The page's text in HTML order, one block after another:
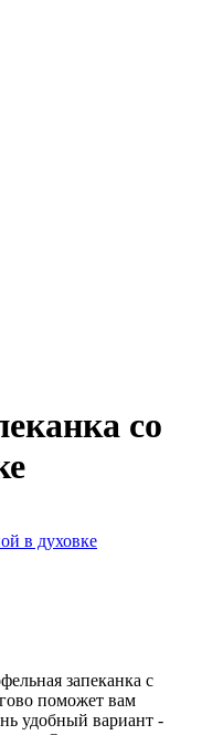
со
запеканка с
поможет вам
удобный вариант -